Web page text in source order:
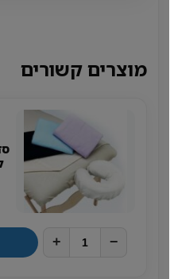
מוצרים קשורים
−
+